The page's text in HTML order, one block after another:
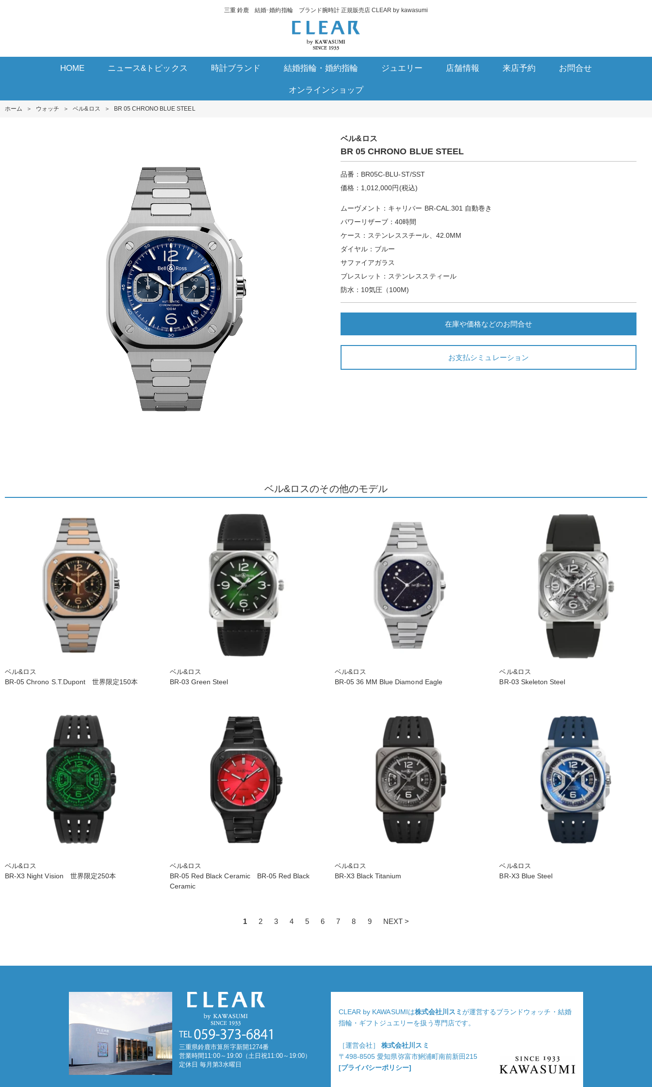
三重 鈴鹿 結婚･婚約指輪 ブランド腕時計 正規販売店 CLEAR by kawasumi
HOME ニュース&トピックス 時計ブランド 結婚指輪・婚約指輪 ジュエリー 店舗情報 来店予約 お問合せ
オンラインショップ
ホーム ＞ ウォッチ ＞ ベル&ロス ＞ BR 05 CHRONO BLUE STEEL
ベル&ロス
BR 05 CHRONO BLUE STEEL
品番：BR05C-BLU-ST/SST
価格：1,012,000円(税込)
ムーヴメント：キャリバー BR-CAL.301 自動巻き
パワーリザーブ：40時間
ケース：ステンレススチール、42.0MM
ダイヤル：ブルー
サファイアガラス
ブレスレット：ステンレススティール
防水：10気圧（100M)
在庫や価格などのお問合せ
お支払シミュレーション
ベル&ロスのその他のモデル
ベル&ロス
BR-05 Chrono S.T.Dupont 世界限定150本
ベル&ロス
BR-03 Green Steel
ベル&ロス
BR-05 36 MM Blue Diamond Eagle
ベル&ロス
BR-03 Skeleton Steel
ベル&ロス
BR-X3 Night Vision 世界限定250本
ベル&ロス
BR-05 Red Black Ceramic BR-05 Red Black
Ceramic
ベル&ロス
BR-X3 Black Titanium
ベル&ロス
BR-X3 Blue Steel
1 2 3 4 5 6 7 8 9 NEXT >
三重県鈴鹿市算所字新開1274番
営業時間11:00～19:00（土日祝11:00～19:00）
定休日 毎月第3水曜日
CLEAR by KAWASUMIは株式会社川スミが運営するブランドウォッチ・結婚
指輪・ギフトジュエリーを扱う専門店です。
［運営会社］株式会社川スミ
〒498-8505 愛知県弥富市鯏浦町南前新田215
[プライバシーポリシー]